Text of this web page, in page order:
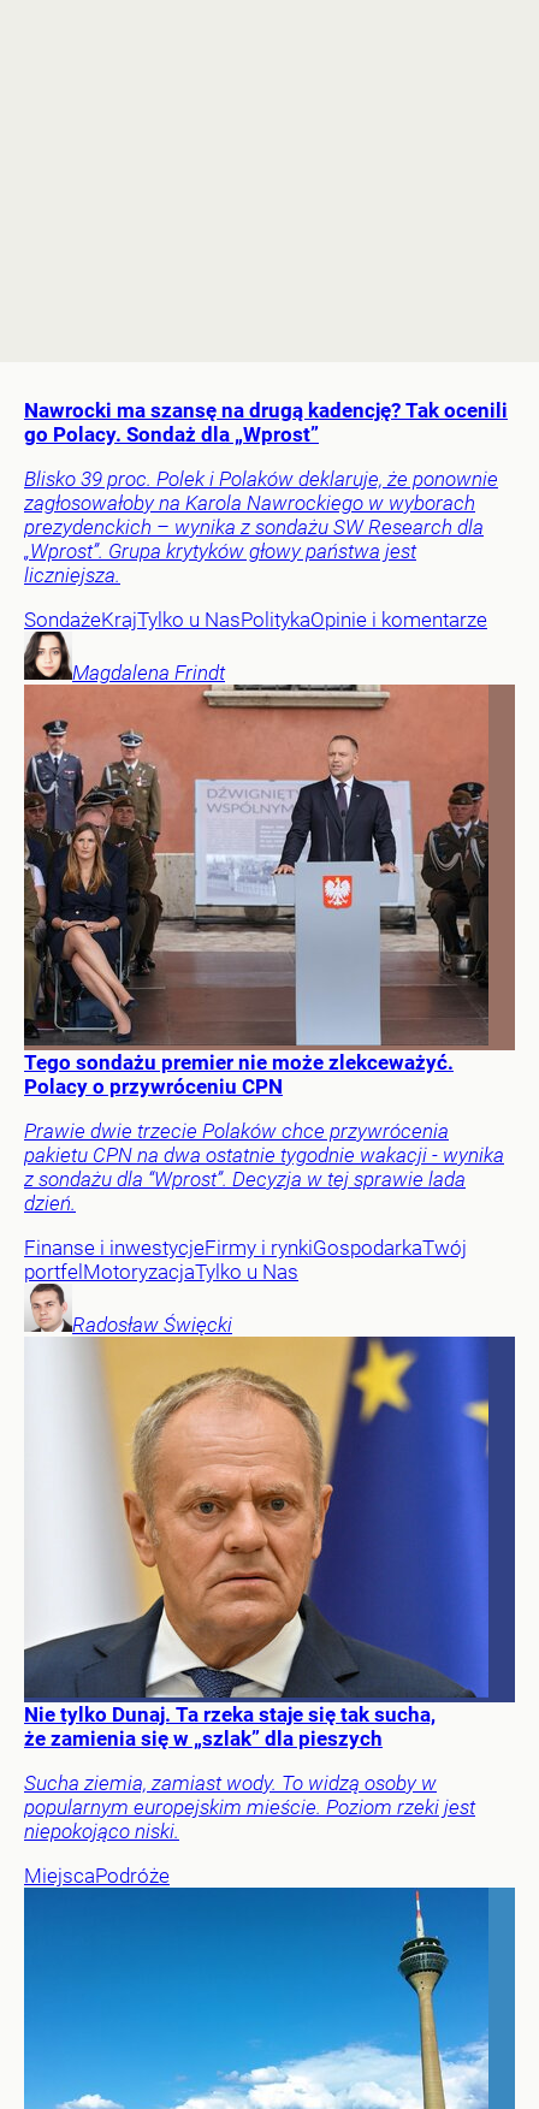
Nawrocki ma szansę na drugą kadencję? Tak ocenili
go Polacy. Sondaż dla „Wprost”
Blisko 39 proc. Polek i Polaków deklaruje, że ponownie
zagłosowałoby na Karola Nawrockiego w wyborach
prezydenckich – wynika z sondażu SW Research dla
„Wprost”. Grupa krytyków głowy państwa jest
liczniejsza.
SondażeKrajTylko u NasPolitykaOpinie i komentarze
Magdalena Frindt
Tego sondażu premier nie może zlekceważyć.
Polacy o przywróceniu CPN
Prawie dwie trzecie Polaków chce przywrócenia
pakietu CPN na dwa ostatnie tygodnie wakacji - wynika
z sondażu dla “Wprost”. Decyzja w tej sprawie lada
dzień.
Finanse i inwestycjeFirmy i rynkiGospodarkaTwój
portfel MotoryzacjaTylko u Nas
Radosław Święcki
Nie tylko Dunaj. Ta rzeka staje się tak sucha,
że zamienia się w „szlak” dla pieszych
Sucha ziemia, zamiast wody. To widzą osoby w
popularnym europejskim mieście. Poziom rzeki jest
niepokojąco niski.
MiejscaPodróże